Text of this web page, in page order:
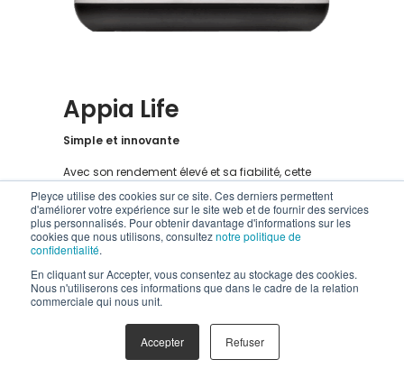
Pleyce utilise des cookies sur ce site. Ces derniers permettent
d'améliorer votre expérience sur le site web et de fournir des services
plus personnalisés. Pour obtenir davantage d'informations sur les
cookies que nous utilisons, consulteznotre politique de
confidentialité.
En cliquant sur Accepter, vous consentez au stockage des cookies.
Nous n'utiliserons ces informations que dans le cadre de la relation
commerciale qui nous unit.
Accepter Refuser
Appia Life
Simple et innovante
Avec son rendement élevé et sa fiabilité, cette
à travers le monde.
250
Découvrir